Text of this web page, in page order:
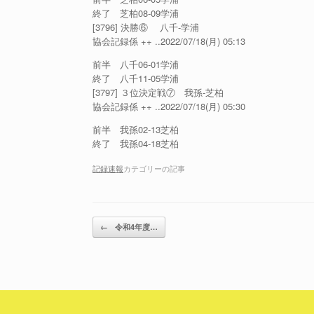
終了 芝柏08-09学浦
[3796] 決勝⑥ 八千-学浦
協会記録係 ++ ..2022/07/18(月) 05:13
前半 八千06-01学浦
終了 八千11-05学浦
[3797] ３位決定戦⑦ 我孫-芝柏
協会記録係 ++ ..2022/07/18(月) 05:30
前半 我孫02-13芝柏
終了 我孫04-18芝柏
記録速報カテゴリーの記事
投稿ナビゲーション
← 令和4年度…